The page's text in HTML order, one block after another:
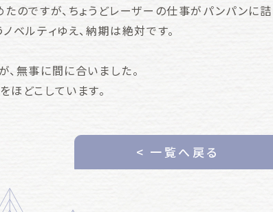
のですが、ちょうどレーザーの仕事がパンパンに詰
ベルティゆえ、納期は絶対です。
無事に間に合いました。
どこしています。
< 一覧へ戻る